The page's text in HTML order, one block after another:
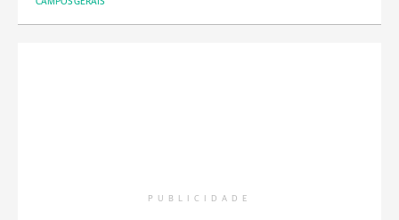
PUBLICIDADE